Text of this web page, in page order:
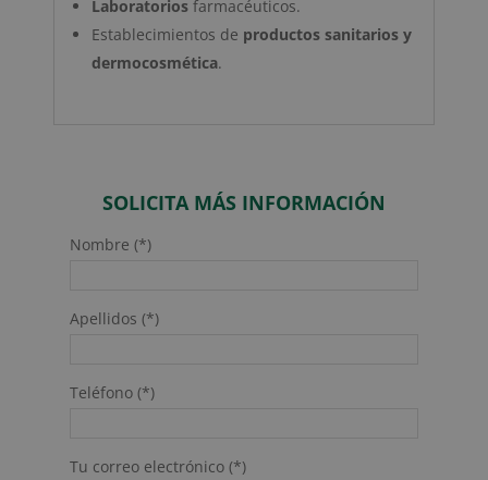
Laboratoriosfarmacéuticos.
Establecimientos de productos sanitarios y
dermocosmética.
SOLICITA MÁS INFORMACIÓN
Nombre (*)
Apellidos (*)
Teléfono (*)
Tu correo electrónico (*)